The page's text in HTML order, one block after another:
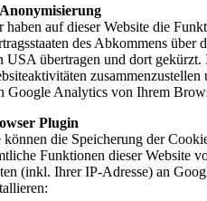
haben auf dieser Website die
des Abkommens
USA übertragen und dort
Google Analytics von Ihrem
Plugin
können die Speicherung der
Funktionen dieser Website
(inkl. Ihrer IP-Adresse) an